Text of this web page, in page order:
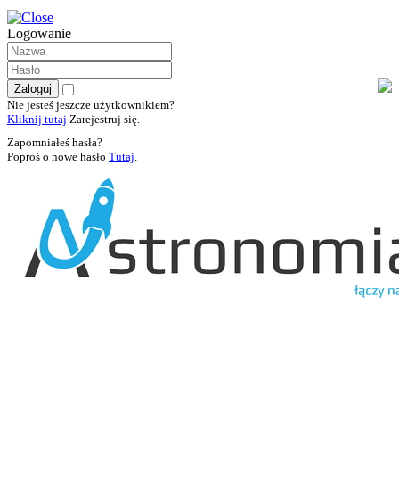
Logowanie
Nie jesteś jeszcze użytkownikiem?
Kliknij tutaj Zarejestruj się.
Zapomniałeś hasła?
Poproś o nowe hasło Tutaj.